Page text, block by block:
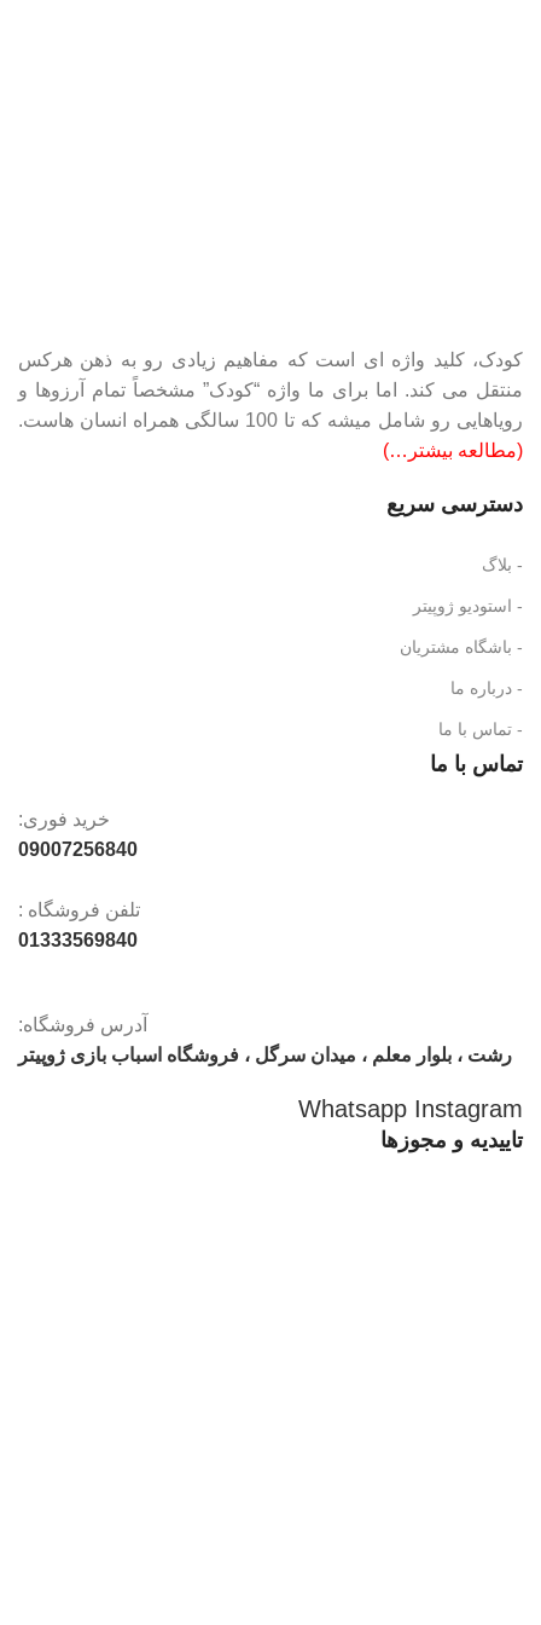
کودک، کلید واژه ای است که مفاهیم زیادی رو به ذهن هرکس
منتقل می کند. اما برای ما واژه “کودک” مشخصاً تمام آرزوها و
رویاهایی رو شامل میشه که تا 100 سالگی همراه انسان هاست.
(مطالعه بیشتر…)
دسترسی سریع
- بلاگ
- استودیو ژوپیتر
- باشگاه مشتریان
- درباره ما
- تماس با ما
تماس با ما
خرید فوری:
09007256840
تلفن فروشگاه :
01333569840
آدرس فروشگاه:
رشت ، بلوار معلم ، میدان سرگل ، فروشگاه اسباب بازی ژوپیتر
Whatsapp Instagram
تاییدیه و مجوزها